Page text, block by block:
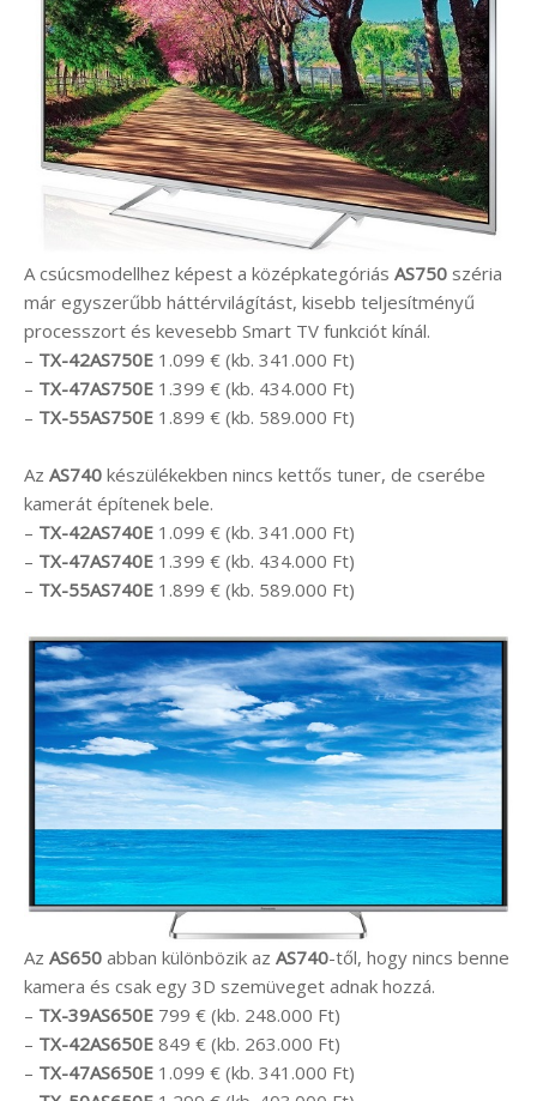
A csúcsmodellhez képest a középkategóriás AS750 széria
már egyszerűbb háttérvilágítást, kisebb teljesítményű
processzort és kevesebb Smart TV funkciót kínál.
– TX-42AS750E 1.099 € (kb. 341.000 Ft)
– TX-47AS750E 1.399 € (kb. 434.000 Ft)
– TX-55AS750E 1.899 € (kb. 589.000 Ft)
Az AS740 készülékekben nincs kettős tuner, de cserébe
kamerát építenek bele.
– TX-42AS740E 1.099 € (kb. 341.000 Ft)
– TX-47AS740E 1.399 € (kb. 434.000 Ft)
– TX-55AS740E 1.899 € (kb. 589.000 Ft)
Az AS650 abban különbözik az AS740-től, hogy nincs benne
kamera és csak egy 3D szemüveget adnak hozzá.
– TX-39AS650E 799 € (kb. 248.000 Ft)
– TX-42AS650E 849 € (kb. 263.000 Ft)
– TX-47AS650E 1.099 € (kb. 341.000 Ft)